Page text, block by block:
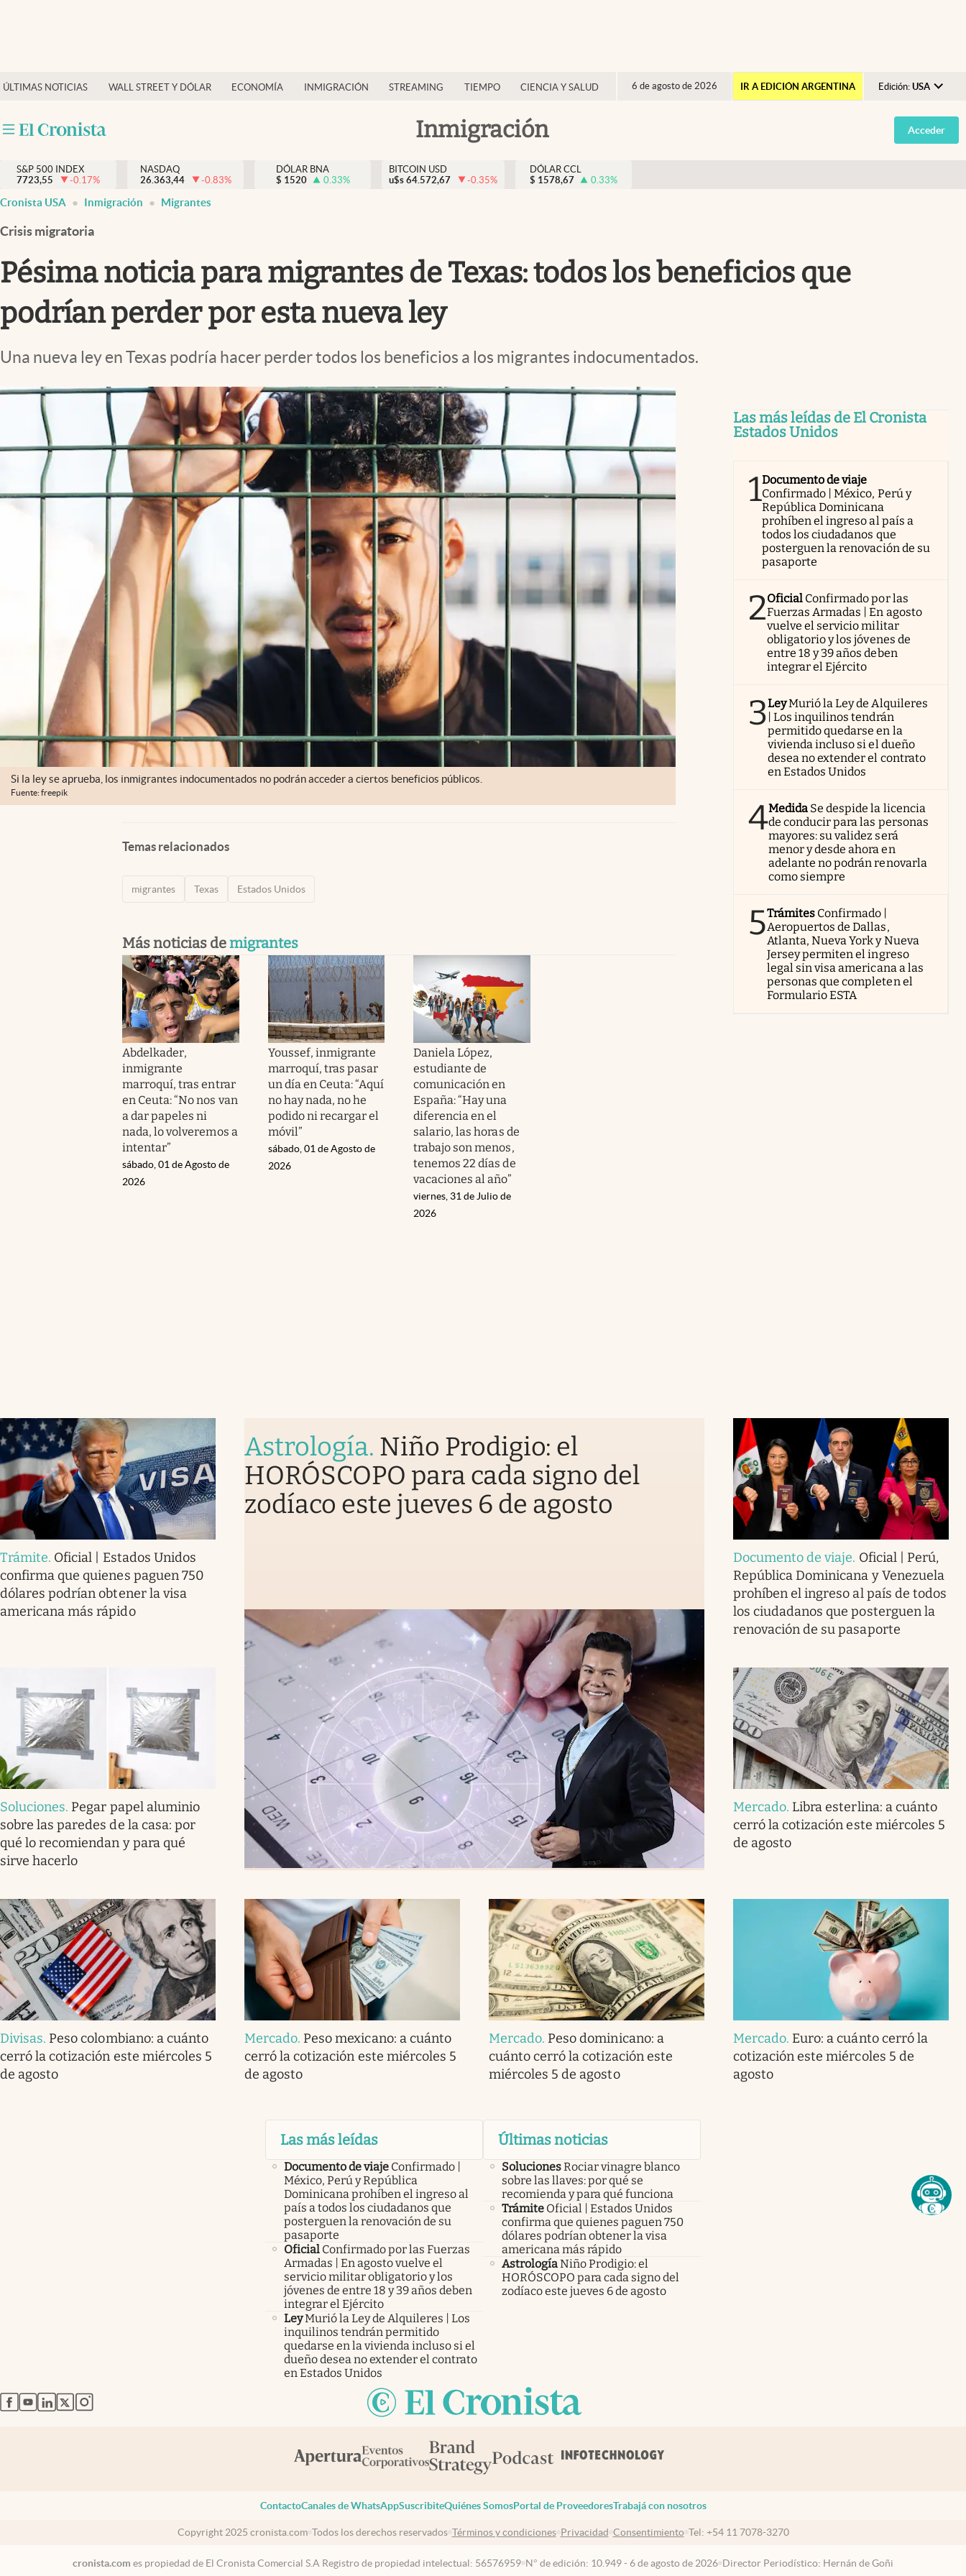
ÚLTIMAS NOTICIAS WALL STREET Y DÓLAR ECONOMÍA INMIGRACIÓN STREAMING TIEMPO CIENCIA Y SALUD 6 de agosto de 2026 IR A EDICIÓN ARGENTINA Edición: USA
Argentina
España
Inmigración
Finanzas y economía
Inmigración
Trending
Streaming
PC y mobile
Lifestyle
Acceder
S&P 500 INDEX
7723,55
-0.17%
NASDAQ
26.363,44
-0.83%
DÓLAR BNA
$ 1520 0.33%
BITCOIN USD
u$s 64.572,67 -0.35%
DÓLAR CCL
$ 1578,67 0.33%
Cronista USA Inmigración Migrantes
Crisis migratoria
Pésima noticia para migrantes de Texas: todos los beneficios que
podrían perder por esta nueva ley
Una nueva ley en Texas podría hacer perder todos los beneficios a los migrantes indocumentados.
Si la ley se aprueba, los inmigrantes indocumentados no podrán acceder a ciertos beneficios públicos.
Fuente: freepik
Temas relacionados
migrantes Texas Estados Unidos
Más noticias demigrantes
Abdelkader,
inmigrante
marroquí, tras entrar
en Ceuta: “No nos van
a dar papeles ni
nada, lo volveremos a
intentar”
sábado, 01 de Agosto de
2026
Youssef, inmigrante
marroquí, tras pasar
un día en Ceuta: “Aquí
no hay nada, no he
podido ni recargar el
móvil”
sábado, 01 de Agosto de
2026
Daniela López,
estudiante de
comunicación en
España: “Hay una
diferencia en el
salario, las horas de
trabajo son menos,
tenemos 22 días de
vacaciones al año”
viernes, 31 de Julio de
2026
Las más leídas de El Cronista
Estados Unidos
1Documento de viaje
Confirmado | México, Perú y
República Dominicana
prohíben el ingreso al país a
todos los ciudadanos que
posterguen la renovación de su
pasaporte
2Oficial Confirmado por las
Fuerzas Armadas | En agosto
vuelve el servicio militar
obligatorio y los jóvenes de
entre 18 y 39 años deben
integrar el Ejército
3LeyMurió la Ley de Alquileres
| Los inquilinos tendrán
permitido quedarse en la
vivienda incluso si el dueño
desea no extender el contrato
en Estados Unidos
4Medida Se despide la licencia
de conducir para las personas
mayores: su validez será
menor y desde ahora en
adelante no podrán renovarla
como siempre
5Trámites Confirmado |
Aeropuertos de Dallas,
Atlanta, Nueva York y Nueva
Jersey permiten el ingreso
legal sin visa americana a las
personas que completen el
Formulario ESTA
Trámite. Oficial | Estados Unidos
confirma que quienes paguen 750
dólares podrían obtener la visa
americana más rápido
Astrología. Niño Prodigio: el
HORÓSCOPO para cada signo del
zodíaco este jueves 6 de agosto
Documento de viaje. Oficial | Perú,
República Dominicana y Venezuela
prohíben el ingreso al país de todos
los ciudadanos que posterguen la
renovación de su pasaporte
Soluciones. Pegar papel aluminio
sobre las paredes de la casa: por
qué lo recomiendan y para qué
sirve hacerlo
Mercado. Libra esterlina: a cuánto
cerró la cotización este miércoles 5
de agosto
Divisas. Peso colombiano: a cuánto
cerró la cotización este miércoles 5
de agosto
Mercado. Peso mexicano: a cuánto
cerró la cotización este miércoles 5
de agosto
Mercado. Peso dominicano: a
cuánto cerró la cotización este
miércoles 5 de agosto
Mercado. Euro: a cuánto cerró la
cotización este miércoles 5 de
agosto
Las más leídas
Documento de viaje Confirmado |
México, Perú y República
Dominicana prohíben el ingreso al
país a todos los ciudadanos que
posterguen la renovación de su
pasaporte
Oficial Confirmado por las Fuerzas
Armadas | En agosto vuelve el
servicio militar obligatorio y los
jóvenes de entre 18 y 39 años deben
integrar el Ejército
LeyMurió la Ley de Alquileres | Los
inquilinos tendrán permitido
quedarse en la vivienda incluso si el
dueño desea no extender el contrato
en Estados Unidos
Últimas noticias
SolucionesRociar vinagre blanco
sobre las llaves: por qué se
recomienda y para qué funciona
Trámite Oficial | Estados Unidos
confirma que quienes paguen 750
dólares podrían obtener la visa
americana más rápido
AstrologíaNiño Prodigio: el
HORÓSCOPO para cada signo del
zodíaco este jueves 6 de agosto
abre en nueva pestaña
abre en nueva pestaña
abre en nueva pestaña
abre en nueva pestaña
abre en nueva pestaña
ContactoCanales de WhatsAppSuscribiteQuiénes SomosPortal de ProveedoresTrabajá con nosotros
Copyright 2025 cronista.com Todos los derechos reservados Términos y condiciones Privacidad Consentimiento Tel: +54 11 7078-3270
cronista.com es propiedad de El Cronista Comercial S.A Registro de propiedad intelectual: 56576959 N° de edición: 10.949 - 6 de agosto de 2026 Director Periodístico: Hernán de Goñi